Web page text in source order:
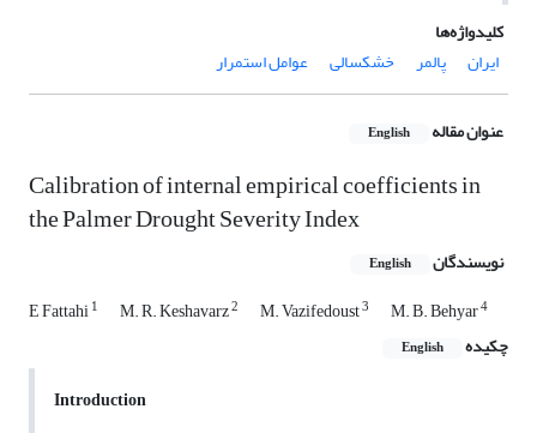
کلیدواژه‌ها
ایران
پالمر خشکسالی عوامل استمرار
عنوان مقاله English
Calibration of internal empirical coefficients in
the Palmer Drought Severity Index
نویسندگان English
E Fattahi1 M. R. Keshavarz2 M. Vazifedoust3 M. B. Behyar4
چکیده English
Introduction